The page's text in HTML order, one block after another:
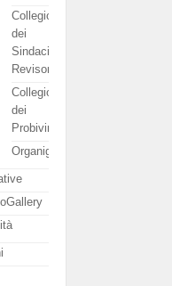
Collegio
dei
Sindaci
Revisori
Collegio
dei
Probiviri
Organigramma